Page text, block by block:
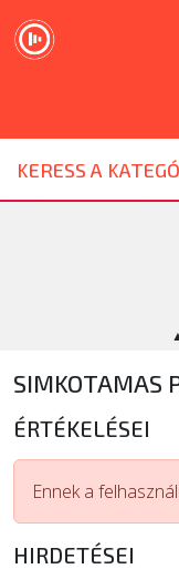
KERESS A
DJ ESZKÖZ
HANGTECHNIKA
ÚJ TERMÉKEK
SIMKOTAMAS
ÉRTÉKELÉSEI
Ennek a
HIRDETÉSEI